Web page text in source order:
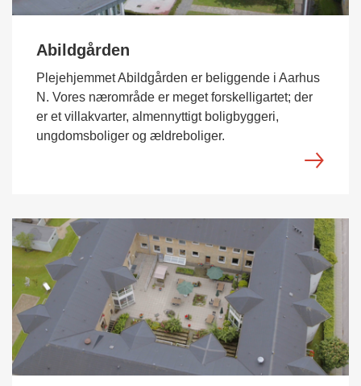
Abildgården
Plejehjemmet Abildgården er beliggende i Aarhus
N. Vores nærområde er meget forskelligartet; der
er et villakvarter, almennyttigt boligbyggeri,
ungdomsboliger og ældreboliger.